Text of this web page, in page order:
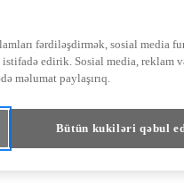
fərdiləşdirmək, sosial media
edirik. Sosial media, reklam
məlumat paylaşırıq.
Bütün kukiləri qəbul